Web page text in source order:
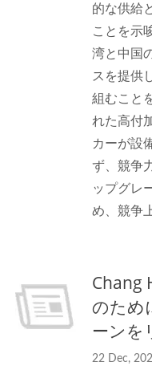
的な供給
ことを示
湾と中国
スを提供
組むこと
れた高付
カーが設
ず、競争
ップグレ
め、競争
Chang
のため
ーンを
22 Dec,